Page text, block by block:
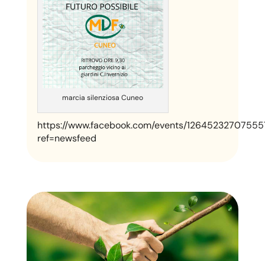
marcia silenziosa Cuneo
https://www.facebook.com/events/
ref=newsfeed